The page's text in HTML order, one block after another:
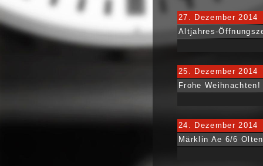
27. Dezember 2014
Altjahres-
25. Dezember 2014
Frohe Weihnachten!
24. Dezember 2014
Märklin Ae 6/6